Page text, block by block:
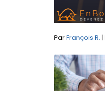
ParFrançois R. |